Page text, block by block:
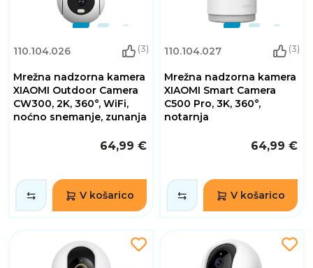
110.104.026 (3)
Mrežna nadzorna kamera
XIAOMI Outdoor Camera
CW300, 2K, 360°, WiFi,
noćno snemanje, zunanja
64,99 €
V košarico
110.104.027 (3)
Mrežna nadzorna kamera
XIAOMI Smart Camera
C500 Pro, 3K, 360°,
notarnja
64,99 €
V košarico